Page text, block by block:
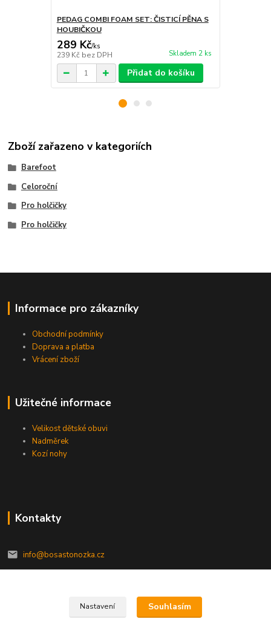
PEDAG COMBI FOAM SET: ČISTICÍ PĚNA S
HOUBIČKOU
289 Kč/ks
239 Kč bez DPH Skladem 2 ks
Přidat do košíku
Zboží zařazeno v kategoriích
Barefoot
Celoroční
Pro holčičky
Pro holčičky
Informace pro zákazníky
Obchodní podmínky
Doprava a platba
Vrácení zboží
Užitečné informace
Velikost dětské obuvi
Nadměrek
Kozí nohy
Kontakty
info@bosastonozka.cz
Nastavení Souhlasím